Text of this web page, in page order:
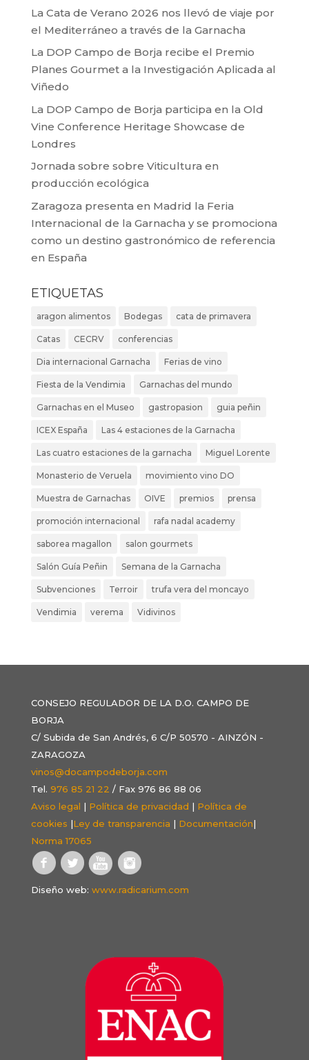
La Cata de Verano 2026 nos llevó de viaje por
el Mediterráneo a través de la Garnacha
La DOP Campo de Borja recibe el Premio
Planes Gourmet a la Investigación Aplicada al
Viñedo
La DOP Campo de Borja participa en la Old
Vine Conference Heritage Showcase de
Londres
Jornada sobre sobre Viticultura en
producción ecológica
Zaragoza presenta en Madrid la Feria
Internacional de la Garnacha y se promociona
como un destino gastronómico de referencia
en España
ETIQUETAS
aragon alimentos Bodegas cata de primavera
Catas CECRV conferencias
Dia internacional Garnacha Ferias de vino
Fiesta de la Vendimia Garnachas del mundo
Garnachas en el Museo gastropasion guia peñin
ICEX España Las 4 estaciones de la Garnacha
Las cuatro estaciones de la garnacha Miguel Lorente
Monasterio de Veruela movimiento vino DO
Muestra de Garnachas OIVE premios prensa
promoción internacional rafa nadal academy
saborea magallon salon gourmets
Salón Guía Peñin Semana de la Garnacha
Subvenciones Terroir trufa vera del moncayo
Vendimia verema Vidivinos
CONSEJO REGULADOR DE LA D.O. CAMPO DE
BORJA
C/ Subida de San Andrés, 6 C/P 50570 - AINZÓN -
ZARAGOZA
vinos@docampodeborja.com
Tel. 976 85 21 22 / Fax 976 86 88 06
Aviso legal | Política de privacidad | Política de
cookies |Ley de transparencia | Documentación|
Norma 17065
Diseño web: www.radicarium.com